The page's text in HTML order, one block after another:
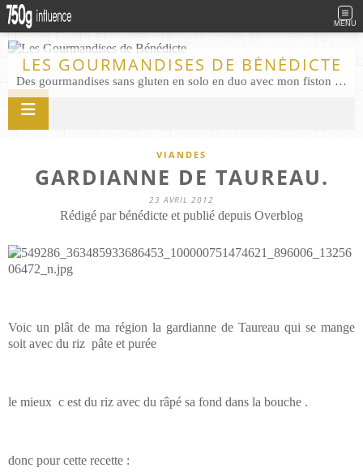
MENU
LES GOURMANDISES DE BÉNÉDICTE
Des gourmandises sans gluten en solo en duo avec mon fiston . Salé comme Sucré sans gluten éco responsable Les Gourmandises de Bénédicte gâteau produits locaux
VIANDES
GARDIANNE DE TAUREAU.
23 AVRIL 2012
Rédigé par bénédicte et publié depuis Overblog
Voic un plât de ma région la gardianne de Taureau qui se mange
soit avec du riz pâte et purée
le mieux c est du riz avec du râpé sa fond dans la bouche .
donc pour cette recette :